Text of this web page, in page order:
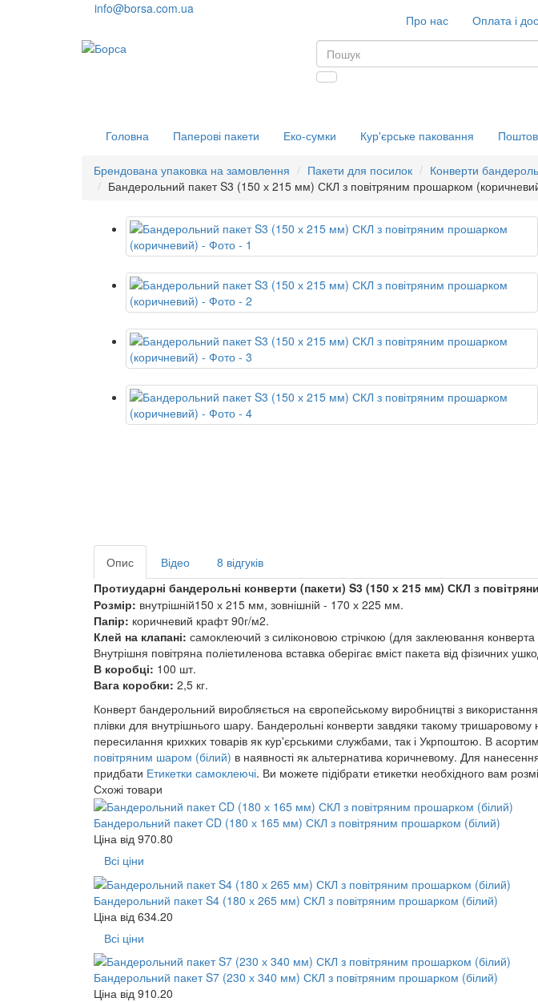
info@borsa.com.ua
Про нас Оплата і
Головна Паперові пакети Еко-сумки Кур'єрське паковання
Брендована упаковка на замовлення Пакети для посилок
Конверти
Бандерольний пакет S3 (150 х 215 мм) СКЛ з повітряним прошарком
Опис Відео
8 відгуків
Протиударні бандерольні конверти (пакети) S3 (150 х 215 мм) СКЛ з
Розмір: внутрішній150 х 215 мм, зовнішній - 170 х 225 мм.
Папір: коричневий крафт 90г/м2.
Клей на клапані: самоклеючий з силіконовою стрічкою (для заклеювання конверта
Внутрішня повітряна поліетиленова вставка оберігає вміст пакета від фізичних
В коробці: 100 шт.
Вага коробки: 2,5 кг.
Конверт бандерольний виробляється на європейському виробництві з
плівки для внутрішнього шару. Бандерольні конверти завдяки такому
пересилання крихких товарів як кур'єрськими службами, так і Укрпоштою. В
повітряним шаром (білий) в наявності як альтернатива коричневому. Для
придбати Етикетки самоклеючі. Ви можете підібрати етикетки необхідного вам
Схожі товари
Бандерольний пакет CD (180 х 165 мм) СКЛ з повітряним прошарком (білий)
Ціна від 970.80
Всі ціни
Бандерольний пакет S4 (180 х 265 мм) СКЛ з повітряним прошарком (білий)
Ціна від 634.20
Всі ціни
Бандерольний пакет S7 (230 х 340 мм) СКЛ з повітряним прошарком (білий)
Ціна від 910.20